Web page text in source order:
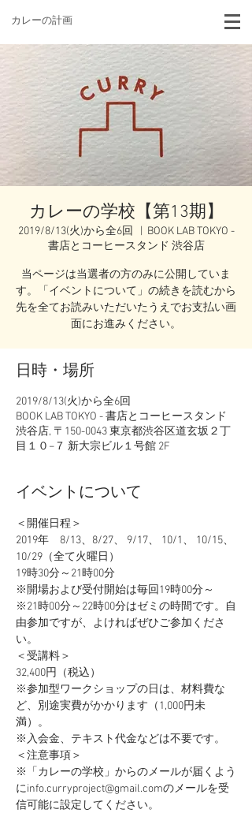
カレーの計画
カレーの学校【第13期】
2019/8/13(火)から全6回
BOOK LAB TOKYO -
書店とコーヒースタンド 渋谷店
当ページは当選者の方のみに公開していま
す。「イベントについて」の続きを読むから
先を全てお読みいただいたうえでお支払い画
面にお進みください。
日時・場所
2019/8/13(火)から全6回
BOOK LAB TOKYO - 書店とコーヒースタンド
渋谷店, 〒150-0043 東京都渋谷区道玄坂２丁
目１０−７ 新大宗ビル１号館 2F
イベントについて
＜開催日程＞
2019年　8/13、8/27、 9/17、 10/1、 10/15、
10/29（全て火曜日）
19時30分～21時00分
※開場および受付開始は毎回19時00分～
※21時00分～22時00分はゼミの時間です。自
由参加ですが、よければぜひご参加くださ
い。
＜受講料＞
32,400円（税込）
※参加型ワークショップの日は、材料費な
ど、別途実費がかかります（1,000円未
満）。
※入会金、テキスト代金などは不要です。
＜注意事項＞
​※「カレーの学校」からのメールが届くよう
にinfo.curryproject@gmail.comのメールを受
信可能に設定してください。